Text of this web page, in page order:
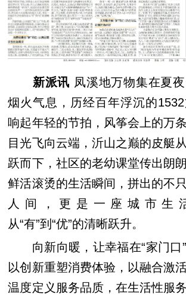
新派讯 凤溪地万物集在夏
烟火气息，历经百年浮沉的
响起年轻的节拍，风筝会上的万
目光飞向云端，沂山之巅的皮艇
跃而下，社区的老幼课堂传出
鲜活滚烫的生活瞬间，拼出的不
人间，更是一座城市生
从“有”到“优”的清晰跃升。
向新向暖，让幸福在“家门口
以创新重塑消费体验，以融合激
温度定义服务品质，在生活性服